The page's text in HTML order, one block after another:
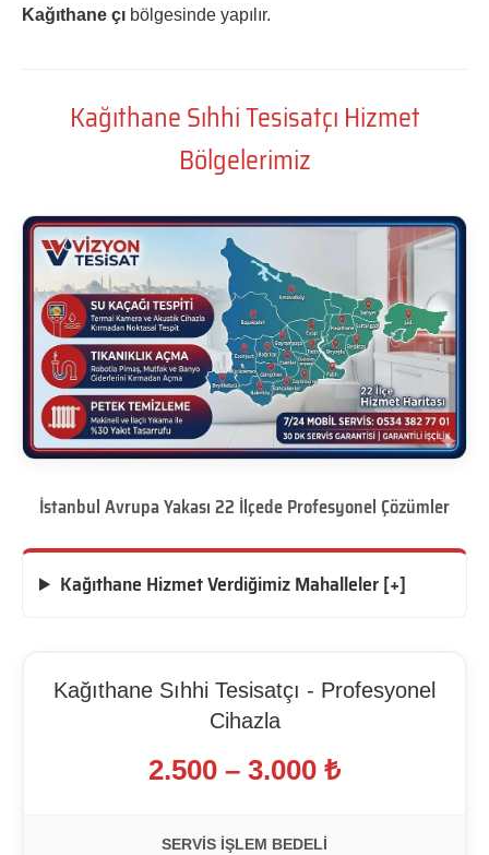
Kağıthane çı bölgesinde yapılır.
Kağıthane Sıhhi Tesisatçı Hizmet
Bölgelerimiz
İstanbul Avrupa Yakası 22 İlçede Profesyonel Çözümler
Kağıthane Hizmet Verdiğimiz Mahalleler [+]
Kağıthane Sıhhi Tesisatçı - Profesyonel
Cihazla
2.500 – 3.000 ₺
SERVIS İŞLEM BEDELI